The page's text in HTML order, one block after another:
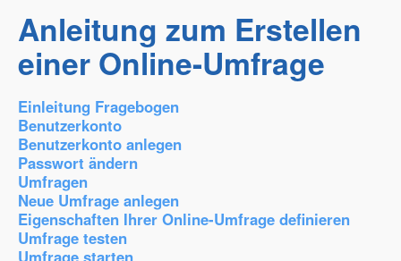
Anleitung zum Erstellen
einer Online-Umfrage
Einleitung Fragebogen
Benutzerkonto
Benutzerkonto anlegen
Passwort ändern
Umfragen
Neue Umfrage anlegen
Eigenschaften Ihrer Online-Umfrage definieren
Umfrage testen
Umfrage starten